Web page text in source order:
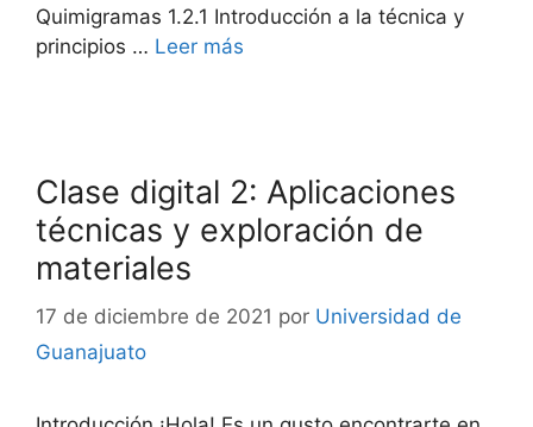
Quimigramas 1.2.1 Introducción a la técnica y
principios … Leer más
Clase digital 2: Aplicaciones
técnicas y exploración de
materiales
17 de diciembre de 2021 por Universidad de
Guanajuato